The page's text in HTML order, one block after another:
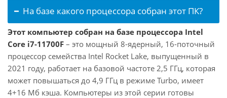
На базе какого процессора собран этот ПК?
Этот компьютер собран на базе процессора Intel
Core i7-11700F – это мощный 8-ядерный, 16-поточный
процессор семейства Intel Rocket Lake, выпущенный в
2021 году, работает на базовой частоте 2,5 ГГц, которая
может повышаться до 4,9 ГГц в режиме Turbo, имеет
4+16 Мб кэша. Компьютеры из этой серии готовы